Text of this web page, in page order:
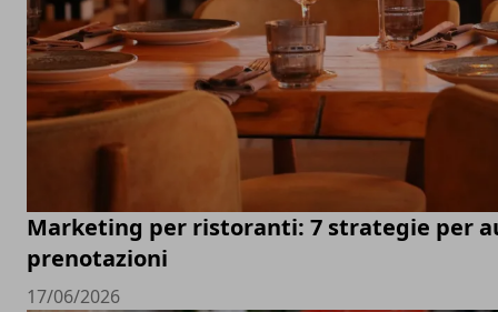
Marketing per ristoranti: 7 strategie per
prenotazioni
17/06/2026